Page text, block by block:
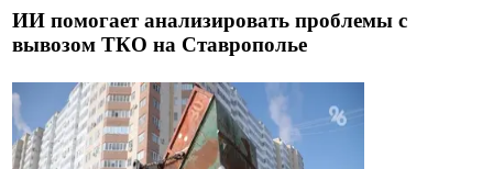
ИИ помогает анализировать проблемы с
вывозом ТКО на Ставрополье